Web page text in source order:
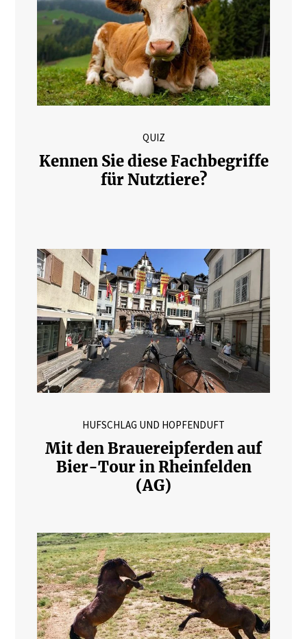
QUIZ
Kennen Sie diese Fachbegriffe
für Nutztiere?
HUFSCHLAG UND HOPFENDUFT
Mit den Brauereipferden auf
Bier-Tour in Rheinfelden
(AG)